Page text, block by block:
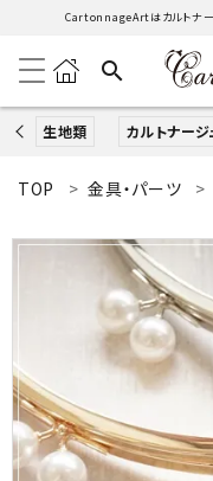
CartonnageArtはカルトナー
search
生地類 カルトナー
ACCOUNT MENU
ようこそ ゲスト 様
生地類
TOP 金具・パーツ